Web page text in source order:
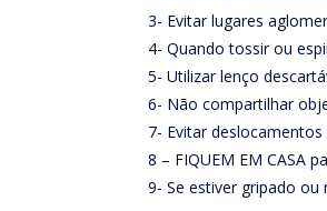
3- Evitar lugares
4- Quando tossir ou
5- Utilizar lenço
6- Não compartilhar
7- Evitar
8 – FIQUEM EM CASA
9- Se estiver gripado ou